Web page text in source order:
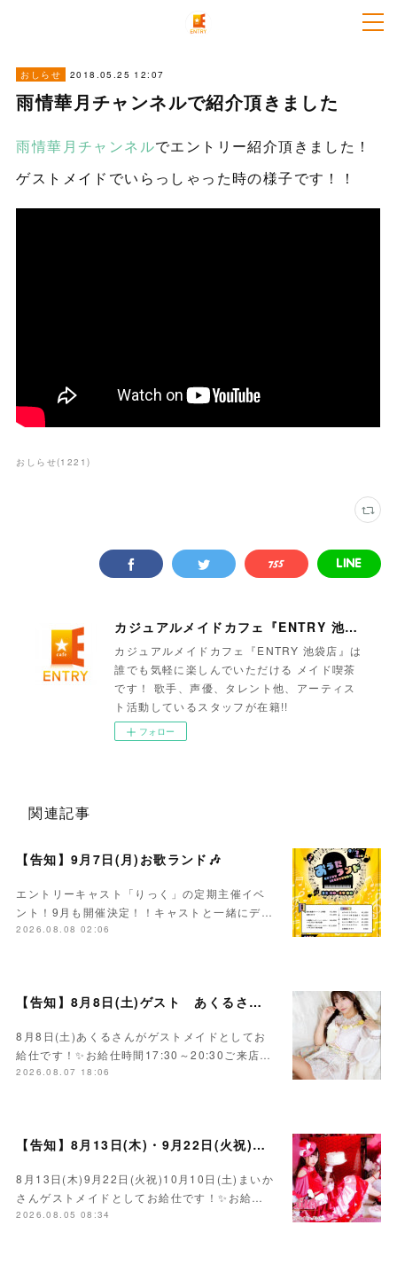
おしらせ 2018.05.25 12:07
雨情華月チャンネルで紹介頂きました
雨情華月チャンネルでエントリー紹介頂きました！
ゲストメイドでいらっしゃった時の様子です！！
おしらせ(1221 )
カジュアルメイドカフェ『ENTRY 池袋店』
カジュアルメイドカフェ『ENTRY 池袋店』は
誰でも気軽に楽しんでいただける メイド喫茶
です！ 歌手、声優、タレント他、アーティス
ト活動しているスタッフが在籍!!
フォロー
関連記事
【告知】9月7日(月)お歌ランド🎶
エントリーキャスト「りっく」の定期主催イベ
ント！9月も開催決定！！キャストと一緒にデ…
2026.08.08 02:06
【告知】8月8日(土)ゲスト あくるさん🌻💛
8月8日(土)あくるさんがゲストメイドとしてお
給仕です！✨お給仕時間17:30～20:30ご来店…
2026.08.07 18:06
【告知】8月13日(木)・9月22日(火祝)・10月10日(土)ゲスト まいかさん🍓
8月13日(木)9月22日(火祝)10月10日(土)まいか
さんゲストメイドとしてお給仕です！✨お給…
2026.08.05 08:34